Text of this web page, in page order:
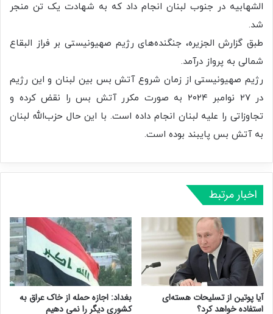
الشهابیه در جنوب لبنان انجام داد که به شهادت یک تن منجر
شد.
طبق گزارش الجزیره، جنگنده‌های رژیم صهیونیستی بر فراز البقاع
شمالی به پرواز درآمد.
رژیم صهیونیستی از زمان شروع آتش بس بین لبنان و این رژیم
در ۲۷ نوامبر ۲۰۲۴ به صورت مکرر آتش بس را نقض کرده و
تجاوزاتی را علیه لبنان انجام داده است. با این حال حزب‌الله لبنان
به آتش بس پایبند بوده است.
اخبار مرتبط
آیا پوتین از تسلیحات هسته‌ای
استفاده خواهد کرد؟
بغداد: اجازه حمله از خاک عراق به
کشوری دیگر را نمی دهیم